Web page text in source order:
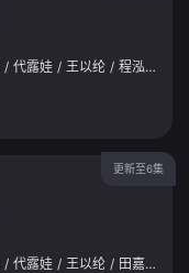
/ 代露娃 / 王以纶 / 程泓鑫
更新至6集
/ 代露娃 / 王以纶 / 田嘉瑞